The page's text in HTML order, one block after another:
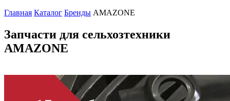
Главная Каталог Бренды AMAZONE
Запчасти для сельхозтехники
AMAZONE